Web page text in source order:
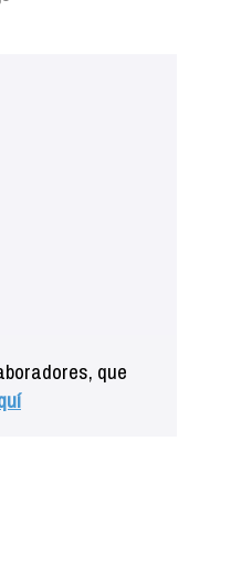
que